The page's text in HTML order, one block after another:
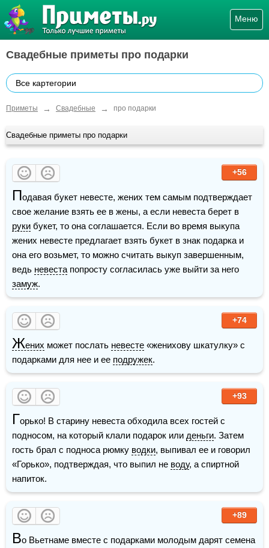
Меню
Свадебные приметы про подарки
Все картегории
Приметы → Свадебные → про подарки
Свадебные приметы про подарки
+56
Подавая букет невесте, жених тем самым подтверждает
руки букет, то она соглашается. Если во время выкупа
жених невесте предлагает взять букет в знак подарка и
она его возьмет, то можно считать выкуп завершенным,
ведь невеста
замуж.
+74
Жених может послать невесте «женихову шкатулку» с
подарками для нее и ее подружек.
+93
Горько! В старину невеста обходила всех гостей с
подносом, на который клали подарок или деньги. Затем
гость брал с подноса рюмку водки, выпивал ее и говорил
«Горько», подтверждая, что выпил не воду, а спиртной
напиток.
+89
Во Вьетнаме вместе с подарками молодым дарят семена